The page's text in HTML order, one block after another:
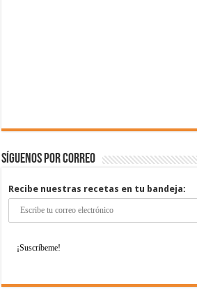
Síguenos por correo
Recibe nuestras recetas en tu bandeja: